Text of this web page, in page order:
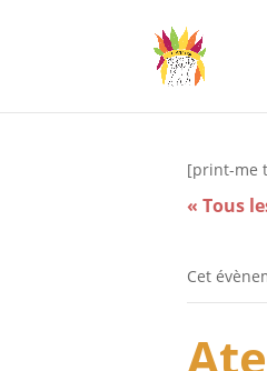
[print-me
« Tous
Cet